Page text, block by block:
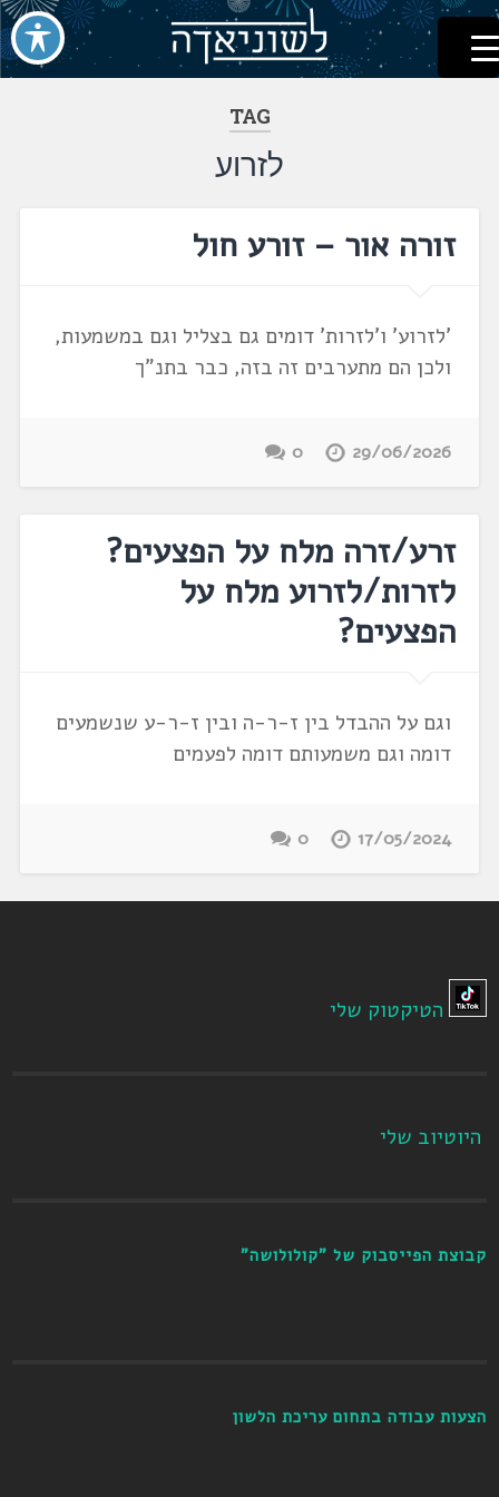
דלג
לתוכן
לשוניאדה
עברית. לשון. שפה
TAG
לזרוע
זורה אור – זורע חול
'לזרוע' ו'לזרות' דומים גם בצליל וגם במשמעות,
ולכן הם מתערבים זה בזה, כבר בתנ"ך
29/06/2026
0
זרע/זרה מלח על הפצעים?
לזרות/לזרוע מלח על
הפצעים?
וגם על ההבדל בין ז-ר-ה ובין ז-ר-ע שנשמעים
דומה וגם משמעותם דומה לפעמים
17/05/2024
0
הטיקטוק שלי
היוטיוב שלי
קבוצת הפייסבוק של "קולולושה"
הצעות עבודה בתחום עריכת הלשון